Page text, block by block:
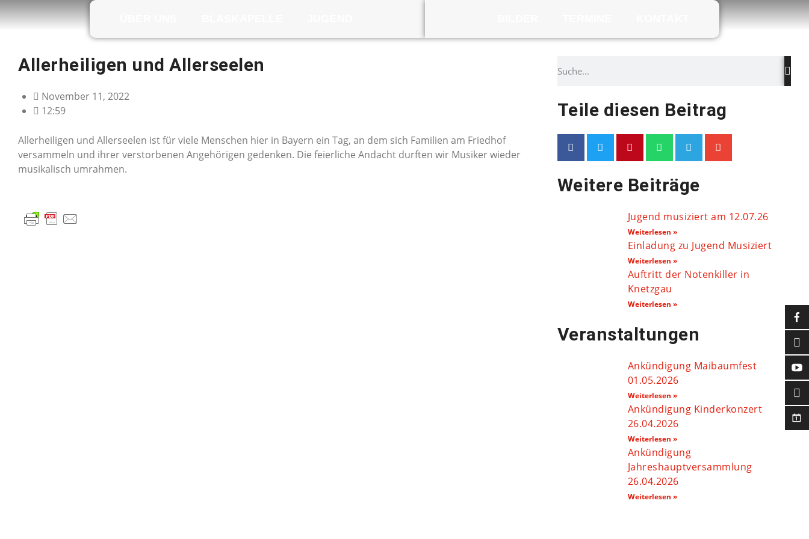
Allerheiligen und Allerseelen
November 11, 2022
12:59
Allerheiligen und Allerseelen ist für viele Menschen hier in Bayern ein Tag, an dem sich Familien am Friedhof
versammeln und ihrer verstorbenen Angehörigen gedenken. Die feierliche Andacht durften wir Musiker wieder
musikalisch umrahmen.
Teile diesen Beitrag
Weitere Beiträge
Jugend musiziert am 12.07.26
Weiterlesen »
Einladung zu Jugend Musiziert
Weiterlesen »
Auftritt der Notenkiller in
Knetzgau
Weiterlesen »
Veranstaltungen
Ankündigung Maibaumfest
01.05.2026
Weiterlesen »
Ankündigung Kinderkonzert
26.04.2026
Weiterlesen »
Ankündigung
Jahreshauptversammlung
26.04.2026
Weiterlesen »